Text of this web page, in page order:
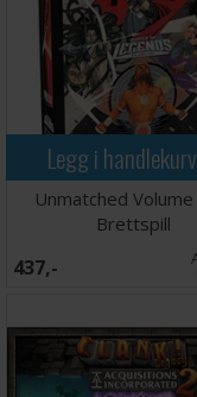
Legg i
Unmatched
Brettspill
437,-